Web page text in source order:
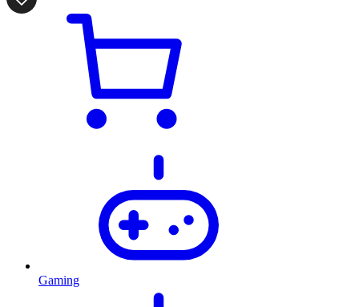
Gaming